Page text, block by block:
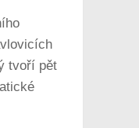
tvoří pět